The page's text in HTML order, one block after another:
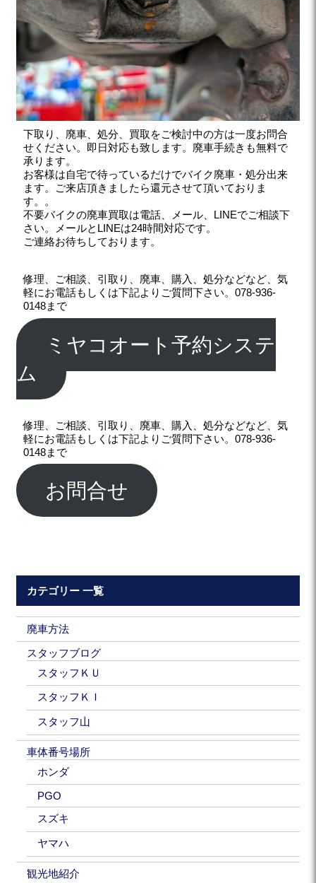
下取り、廃車、処分、買取をご検討中の方は一度お問合
せください。即日対応も致します。廃車手続きも無料で
承ります。
お客様は自宅で待っているだけでバイク廃車・処分出来
ます。ご来店頂きましたら還元させて頂いておりま
す。。
不要バイクの廃車買取は電話、メール、LINEでご相談下
さい。メールとLINEは24時間対応です。
ご連絡お待ちしております。
修理、ご相談、引取り、廃車、購入、処分などなど、気
軽にお電話もしくは下記よりご質問下さい。078-936-
0148まで
ミヤコオート予約システ
ム
修理、ご相談、引取り、廃車、購入、処分などなど、気
軽にお電話もしくは下記よりご質問下さい。078-936-
0148まで
お問合せ
カテゴリー 一覧
廃車方法
スタッフブログ
スタッフＫＵ
スタッフＫＩ
スタッフ山
車体番号場所
ホンダ
PGO
スズキ
ヤマハ
観光地紹介